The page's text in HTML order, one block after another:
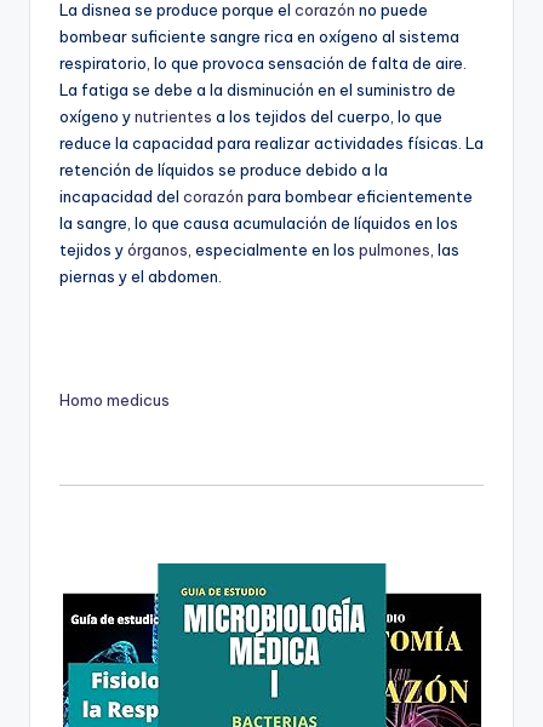
La disnea se produce porque el corazón no puede
bombear suficiente sangre rica en oxígeno al sistema
respiratorio, lo que provoca sensación de falta de aire.
La fatiga se debe a la disminución en el suministro de
oxígeno ynutrientes a los tejidos del cuerpo, lo que
reduce la capacidad para realizar actividades físicas. La
retención de líquidos se produce debido a la
incapacidad del corazón para bombear eficientemente
la sangre, lo que causa acumulación de líquidos en los
tejidos yórganos , especialmente en los pulmones , las
piernas y el abdomen.
Homo medicus